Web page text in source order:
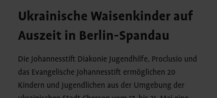
Ukrainische Waisenkinder auf
Auszeit in Berlin-Spandau
Die Johannesstift Diakonie Jugendhilfe, Proclusio und
das Evangelische Johannesstift ermöglichen 20
Kindern und Jugendlichen aus der Umgebung der